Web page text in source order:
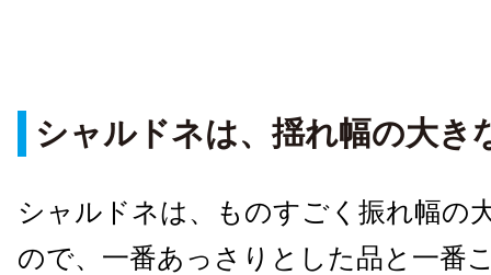
シャルドネは、揺れ幅の大き
シャルドネは、ものすごく振れ幅の
ので、一番あっさりとした品と一番